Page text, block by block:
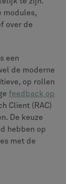
Onderzoek
het cloud-
, PaaS- en
door
en het
is
per
licenties